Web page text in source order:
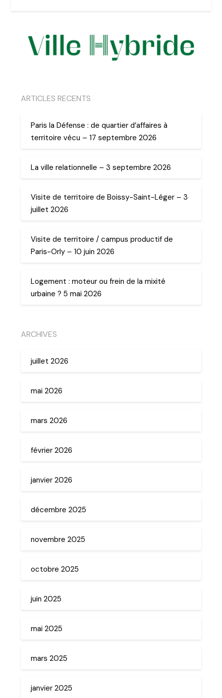
ARTICLES RECENTS
Paris la Défense : de quartier d’affaires à
territoire vécu – 17 septembre 2026
La ville relationnelle – 3 septembre 2026
Visite de territoire de Boissy-Saint-Léger – 3
juillet 2026
Visite de territoire / campus productif de
Paris-Orly – 10 juin 2026
Logement : moteur ou frein de la mixité
urbaine ? 5 mai 2026
ARCHIVES
juillet 2026
mai 2026
mars 2026
février 2026
janvier 2026
décembre 2025
novembre 2025
octobre 2025
juin 2025
mai 2025
mars 2025
janvier 2025